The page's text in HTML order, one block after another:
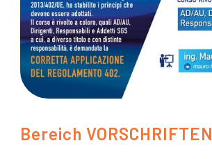
Bereich VORSCHRIFTEN